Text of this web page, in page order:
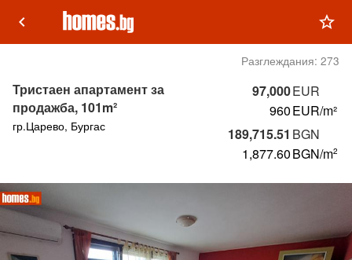
keyboard_arrow_left star_outline
Разглеждания: 273
97,000EUR
960EUR/m²
189,715.51 BGN
1,877.60BGN/m2
Тристаен апартамент за
продажба, 101m²
гр.Царево, Бургас